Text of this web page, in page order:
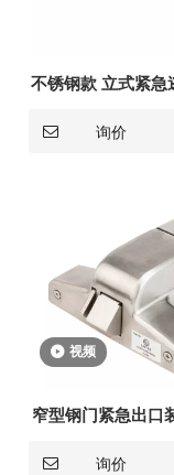
不锈钢款 立式紧急
询价
视频
窄型钢门紧急出口
询价